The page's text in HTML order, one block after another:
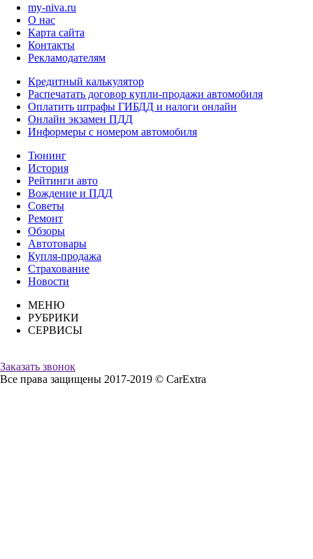
my-niva.ru
О нас
Карта сайта
Контакты
Рекламодателям
Кредитный калькулятор
Распечатать договор купли-продажи автомобиля
Оплатить штрафы ГИБДД и налоги онлайн
Онлайн экзамен ПДД
Информеры с номером автомобиля
Тюнинг
История
Рейтинги авто
Вождение и ПДД
Советы
Ремонт
Обзоры
Автотовары
Купля-продажа
Страхование
Новости
МЕНЮ
РУБРИКИ
СЕРВИСЫ
Заказать звонок
Все права защищены 2017-2019 © CarExtra